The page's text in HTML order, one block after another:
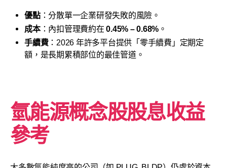
優點：分散單一企業研發失敗的風險。
成本：內扣管理費約在0.45% – 0.68% 。
手續費：2026 年許多平台提供「零手續費」定期定
額，是長期累積部位的最佳管道。
氫能源概念股股息收益
參考